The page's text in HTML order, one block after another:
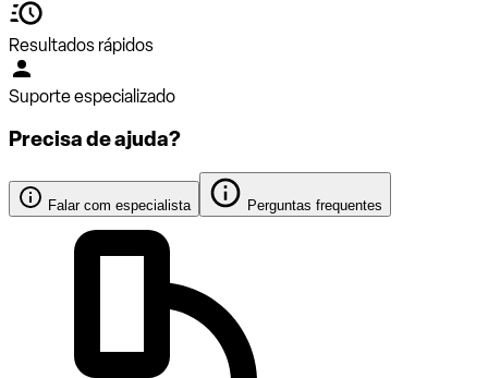
Resultados rápidos
Suporte especializado
Precisa de ajuda?
Falar com especialista Perguntas frequentes